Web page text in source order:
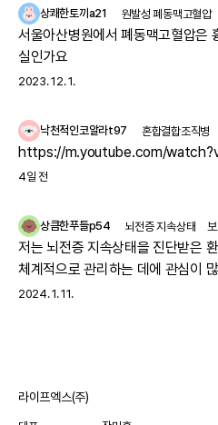
상쾌한토끼a21 원발성 폐동맥고혈압
서울아산병원에서 폐동맥고혈압은
실인가요
2023. 12. 1.
낙천적인코알라t97 혼합결합조직병
https://m.youtube.com/
4일 전
상큼한푸들p54 뇌전증 지속상태
저는 뇌전증 지속상태을 진단받은
체계적으로 관리하는 데에 관심이
2024. 1. 11.
라이프엑스(주)